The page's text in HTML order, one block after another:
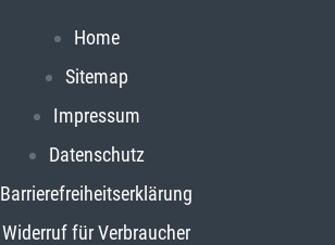
Home
Sitemap
Impressum
Datenschutz
Barrierefreiheitserklärung
Widerruf für Verbraucher